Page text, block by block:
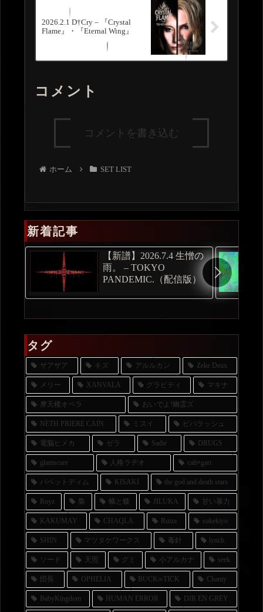
2026.2.1 D†Cry – 『Crystal
Flame』・『Eternal Wing』
コメント
コメントを書き込む
ホーム SET LIST
新着記事
【新譜】2026.7.4 生憎の
雨。 – TOKYO
PANDEMIC.（配信版）
タグ
ザアザア キズ アルルカン Zeke Deux
メリー XANVALA グラビティ マキナ
摩天楼オペラ おいでよ!幽霊ズ
NETH PRIERE CAIN ミスイ ビバラッシュ
電脳ヒメカ ゼラ Sadie DRUGS
glamscure 人格ラヂオ cali≠gari
パペットディム KISAKI the god and death stars
Royz 梟 蛾と蝶 JILUKA 甘い暴力
KAKUMAY CHAQLA. Ruiza sukekiyo
SHIN マツタケワークス 毒針 lynch.
ソード 天照 グミ 小アルカナ seek
団長 OPHELIA BUCK∞TICK Chanty
BabyKingdom HUMAN ERROR DIR EN GREY